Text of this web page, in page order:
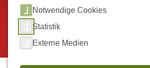
Notwendige Cookies
Statistik
Externe Medien